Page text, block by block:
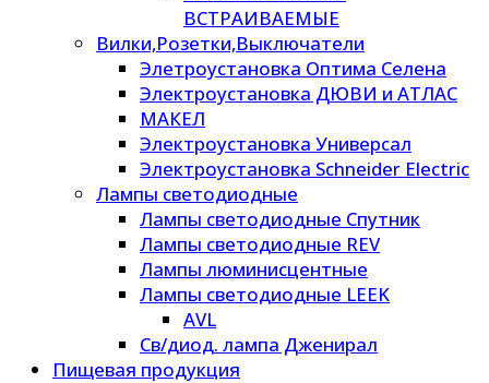
ВСТРАИВАЕМЫЕ
Вилки,Розетки,Выключатели
Элетроустановка Оптима Селена
Электроустановка ДЮВИ и АТЛАС
МАКЕЛ
Электроустановка Универсал
Электроустановка Schneider Electric
Лампы светодиодные
Лампы светодиодные Спутник
Лампы светодиодные REV
Лампы люминисцентные
Лампы светодиодные LEEK
AVL
Св/диод. лампа Дженирал
Пищевая продукция